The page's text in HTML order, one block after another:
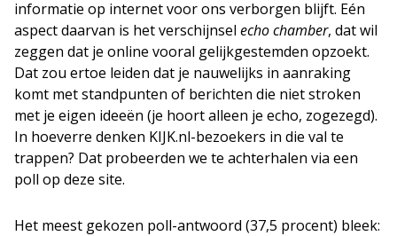
informatie op internet voor ons verborgen blijft. Eén
aspect daarvan is het verschijnsel echo chamber, dat wil
zeggen dat je online vooral gelijkgestemden opzoekt.
Dat zou ertoe leiden dat je nauwelijks in aanraking
komt met standpunten of berichten die niet stroken
met je eigen ideeën (je hoort alleen je echo, zogezegd).
In hoeverre denken KIJK.nl-bezoekers in die val te
trappen? Dat probeerden we te achterhalen via een
poll op deze site.
Het meest gekozen poll-antwoord (37,5 procent) bleek: